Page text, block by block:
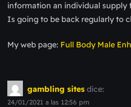
information an individual supply
Is going to be back regularly to
My web page: Full Body Male
gambling sites dice:
24/01/2021 a las 12:56 pm